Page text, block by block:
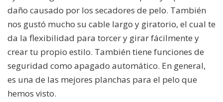
daño causado por los secadores de pelo. También
nos gustó mucho su cable largo y giratorio, el cual te
da la flexibilidad para torcer y girar fácilmente y
crear tu propio estilo. También tiene funciones de
seguridad como apagado automático. En general,
es una de las mejores planchas para el pelo que
hemos visto.